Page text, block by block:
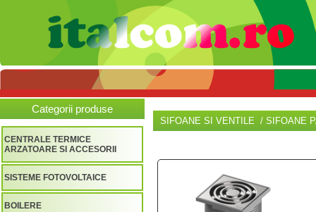
Categorii produse
CENTRALE TERMICE
ARZATOARE SI ACCESORII
SISTEME FOTOVOLTAICE
BOILERE
SIFOANE SI VENTILE / SIFOANE